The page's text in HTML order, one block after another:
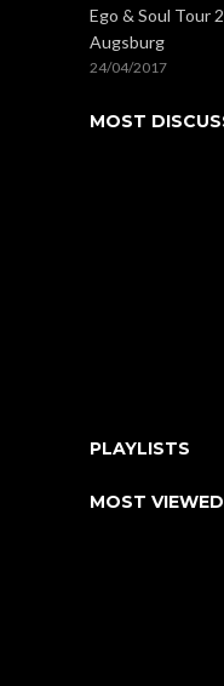
Ego & Soul Tour
Augsburg
24/04/2017
MOST
PLAYLISTS
MOST VIEWED